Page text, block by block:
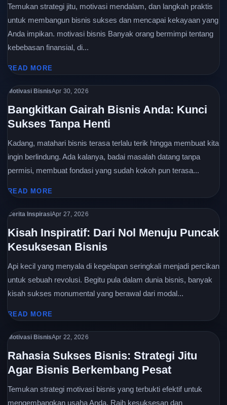
Temukan strategi jitu, motivasi mendalam, dan langkah praktis
untuk membangun bisnis sukses dan mencapai kekayaan yang
Anda impikan. motivasi bisnis Banyak orang bermimpi tentang
kebebasan finansial, di...
READ MORE
Motivasi BisnisApr 30, 2026
Bangkitkan Gairah Bisnis Anda: Kunci
Sukses Tanpa Henti
Kadang, matahari bisnis terasa terlalu terik hingga membuat kita
ingin berlindung. Ada kalanya, badai masalah datang tanpa
permisi, membuat fondasi yang sudah kokoh pun terasa...
READ MORE
Cerita InspirasiApr 27, 2026
Kisah Inspiratif: Dari Nol Menuju Puncak
Kesuksesan Bisnis
Api kecil yang menyala di kegelapan seringkali menjadi percikan
untuk sebuah revolusi. Begitu pula dalam dunia bisnis, banyak
kisah sukses monumental yang berawal dari modal...
READ MORE
Motivasi BisnisApr 22, 2026
Rahasia Sukses Bisnis: Strategi Jitu
Agar Bisnis Berkembang Pesat
Temukan strategi motivasi bisnis yang terbukti efektif untuk
mengembangkan usaha Anda. Raih kesuksesan dan